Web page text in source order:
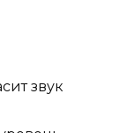
звук